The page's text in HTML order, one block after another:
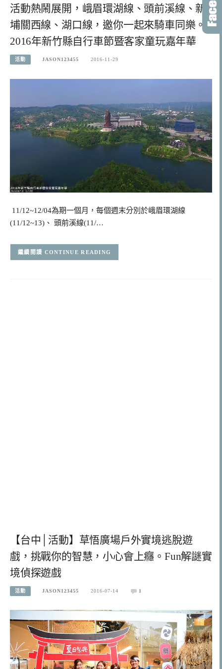
活動熱鬧展開，峨眉環湖線、頭前溪線、新
埔關西線、湖口線，邀你一起來騎車同樂。
2016年新竹縣自行車節暨客家童玩嘉年華
活動 JASON123455 2016-11-29
11/12~12/04為期一個月，每個週末分別於峨眉環湖線
(11/12~13)、 頭前溪線(11/…
CONTINUE READING
【台中│活動】草悟廣場戶外實境逃脫遊
戲，挑戰你的智慧，小心會上癮。Fun解謎實
境偵探遊戲
活動 JASON123455 2016-07-14 1